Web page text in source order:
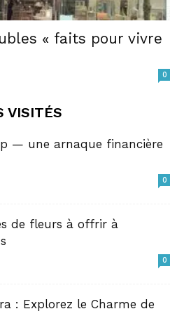
« faits pour vivre
0
VISITÉS
— une arnaque financière
0
de fleurs à offrir à
0
: Explorez le Charme de